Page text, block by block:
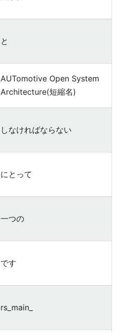
と
AUTomotive Open System
Architecture(短縮名)
しなければならない
にとって
一つの
です
rs_main_